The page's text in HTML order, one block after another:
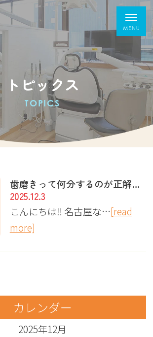
トピックス
TOPICS
歯磨きって何分するのが正解なの？
2025.12.3
こんにちは‼︎ 名古屋な…[read
more]
カレンダー
2025年12月